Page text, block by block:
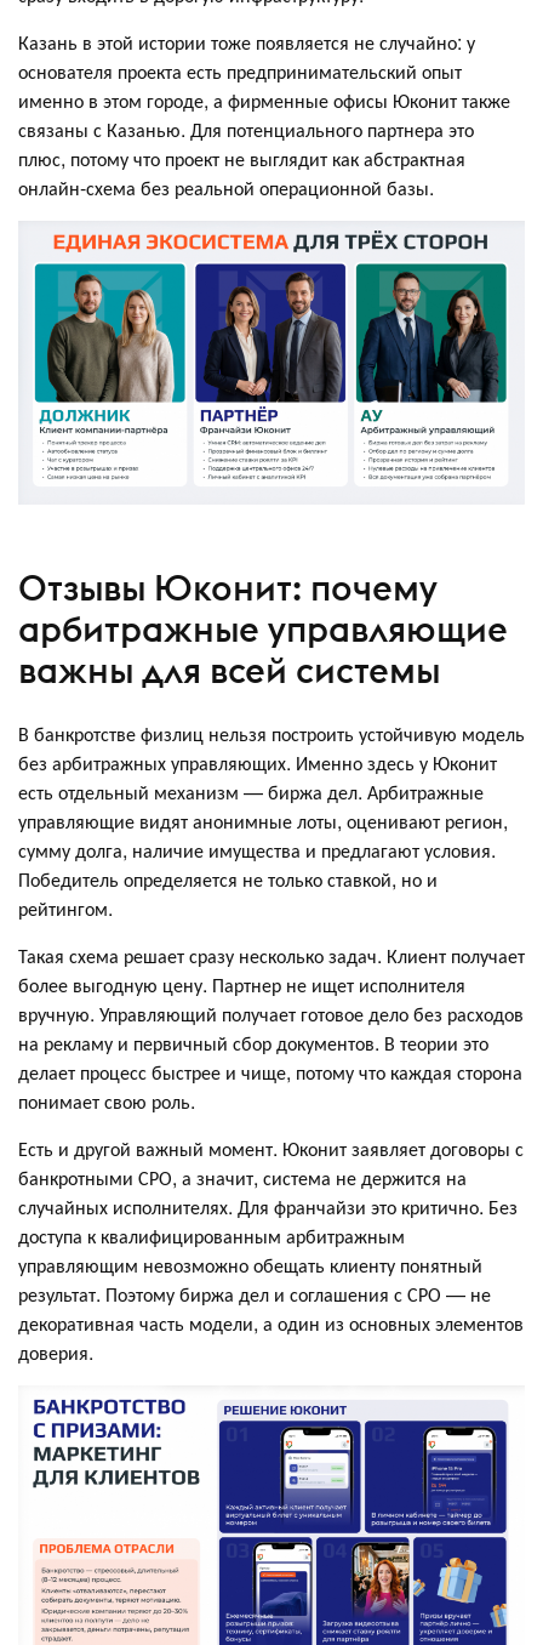
Казань в этой истории тоже появляется не случайно: у
основателя проекта есть предпринимательский опыт
именно в этом городе, а фирменные офисы Юконит также
связаны с Казанью. Для потенциального партнера это
плюс, потому что проект не выглядит как абстрактная
онлайн-схема без реальной операционной базы.
Отзывы Юконит: почему
арбитражные управляющие
важны для всей системы
В банкротстве физлиц нельзя построить устойчивую модель
без арбитражных управляющих. Именно здесь у Юконит
есть отдельный механизм — биржа дел. Арбитражные
управляющие видят анонимные лоты, оценивают регион,
сумму долга, наличие имущества и предлагают условия.
Победитель определяется не только ставкой, но и
рейтингом.
Такая схема решает сразу несколько задач. Клиент получает
более выгодную цену. Партнер не ищет исполнителя
вручную. Управляющий получает готовое дело без расходов
на рекламу и первичный сбор документов. В теории это
делает процесс быстрее и чище, потому что каждая сторона
понимает свою роль.
Есть и другой важный момент. Юконит заявляет договоры с
банкротными СРО, а значит, система не держится на
случайных исполнителях. Для франчайзи это критично. Без
доступа к квалифицированным арбитражным
управляющим невозможно обещать клиенту понятный
результат. Поэтому биржа дел и соглашения с СРО — не
декоративная часть модели, а один из основных элементов
доверия.